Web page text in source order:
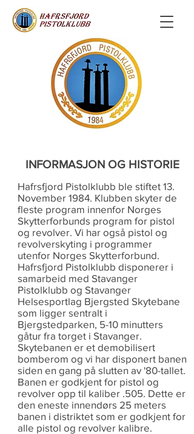
INFORMASJON OG HISTORIE
Hafrsfjord Pistolklubb ble stiftet 13.
November 1984. Klubben skyter de
fleste program innenfor Norges
Skytterforbunds program for pistol
og revolver. Vi har også pistol og
revolverskyting i programmer
utenfor Norges Skytterforbund.
Hafrsfjord Pistolklubb disponerer i
samarbeid med Stavanger
Pistolklubb og Stavanger
Helsesportlag Bjergsted Skytebane
som ligger sentralt i
Bjergstedparken, 5-10 minutters
gåtur fra torget i Stavanger.
Skytebanen er et demobilisert
bomberom og vi har disponert banen
siden en gang på slutten av '80-tallet.
Banen er godkjent for pistol og
revolver opp til kaliber .505. Dette er
den eneste innendørs 25 meters
banen i distriktet som er godkjent for
alle pistol og revolver kalibre.